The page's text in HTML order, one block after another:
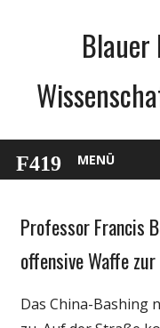
Blauer
MENÜ
Gesellschaft
Wissenschaft
Professor Francis
offensive Waffe
Das China-Bashing